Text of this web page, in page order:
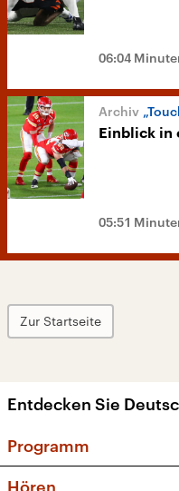
06:04
Einblick in
05:51
Zur Startseite
Entdecken Sie
Programm
Hören